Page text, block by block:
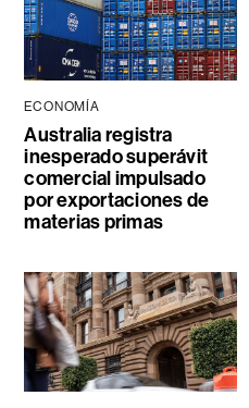
ECONOMÍA
Australia registra
inesperado superávit
comercial impulsado
por exportaciones de
materias primas